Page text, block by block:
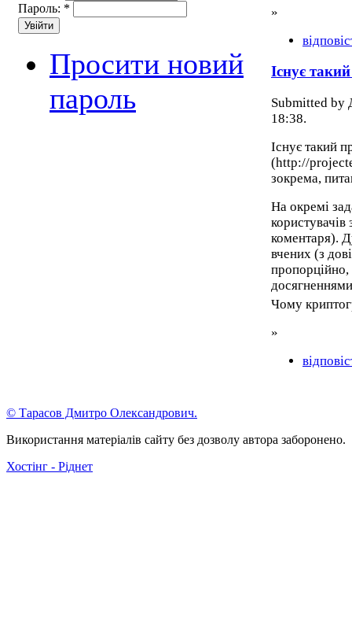
Пароль: *
Просити новий
пароль
»
Існує
Submitted by
18:38.
Існує такий
(http://
зокрема,
На окремі
коментаря).
вчених (з
пропорційно,
Чому
»
© Тарасов Дмитро Олександрович.
Використання матеріалів сайту без дозволу автора заборонено.
Хостінг - Ріднет